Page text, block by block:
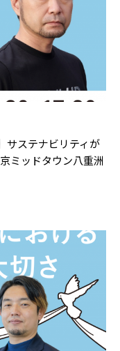
サステナビリティが
ミッドタウン八重洲